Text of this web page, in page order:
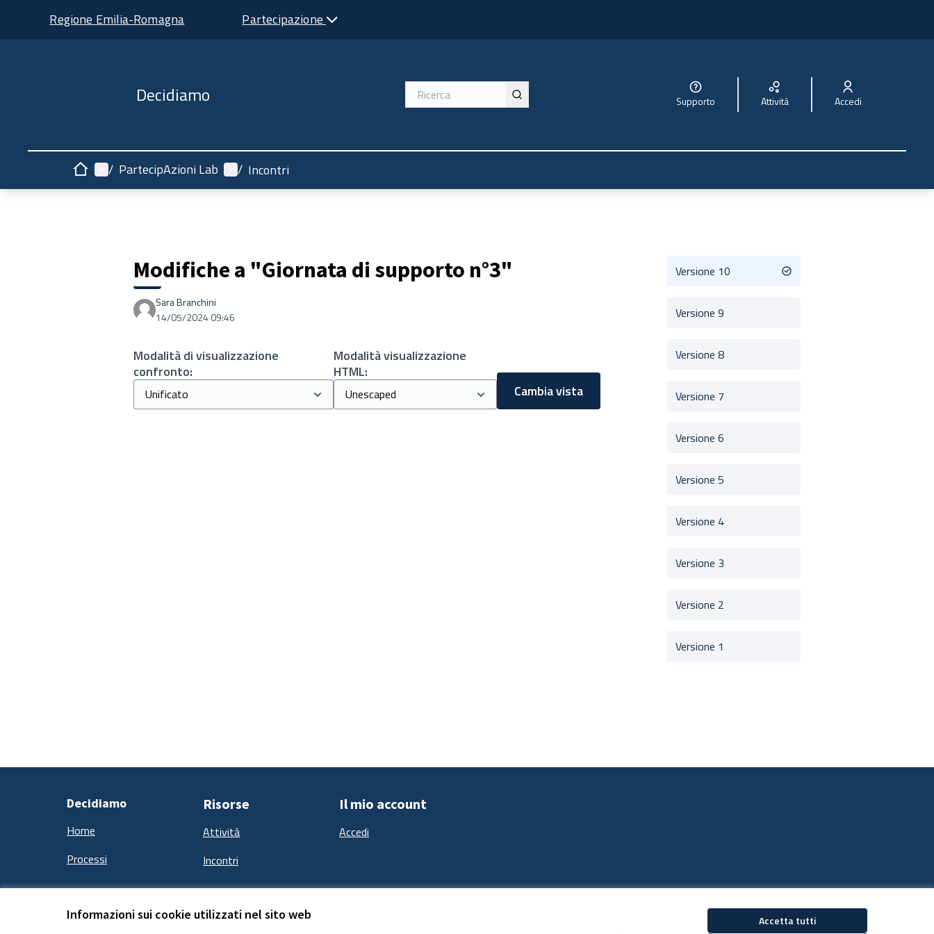
Informazioni sui cookie utilizzati nel sito web Accetta tutti
Regione Emilia-Romagna Partecipazione
Decidiamo Supporto Attività Accedi
HomeMenù principale
/ PartecipAzioni Lab Menù utente
/ Incontri
Modifiche a "Giornata di supporto n°3"
Sara Branchini
14/05/2024 09:46
Modalità di visualizzazione
confronto:
Modalità visualizzazione
HTML:
Cambia vista
Versione 10
Versione 9
Versione 8
Versione 7
Versione 6
Versione 5
Versione 4
Versione 3
Versione 2
Versione 1
Decidiamo
Home
Processi
Risorse
Attività
Incontri
Il mio account
Accedi